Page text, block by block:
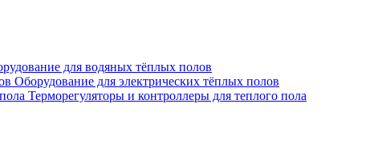
для водяных тёплых полов
Оборудование для электрических тёплых полов
Терморегуляторы и контроллеры для теплого пола